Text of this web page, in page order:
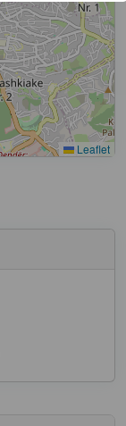
Leaflet